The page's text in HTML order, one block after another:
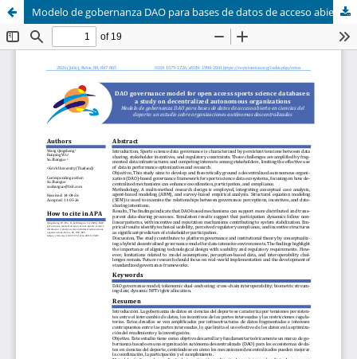
Modelo de gobernanza DAO para bases de datos de acceso abierto en ciencias del deporte: un estudio sobre organizaciones autónomas descentralizadas